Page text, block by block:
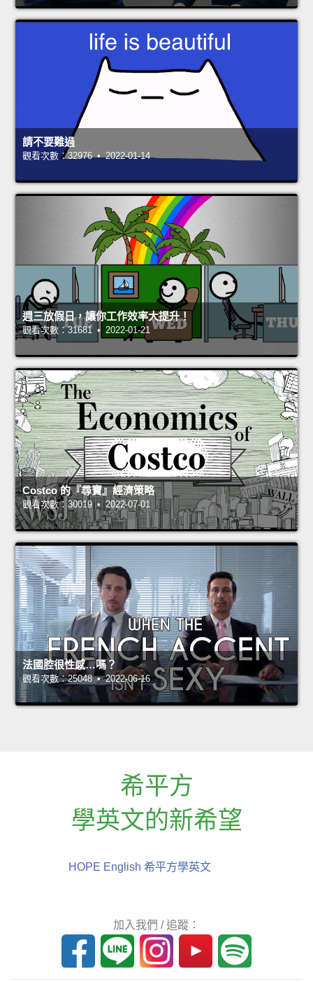
請不要難過
觀看次數：32976 • 2022-01-14
週三放假日，讓你工作效率大提升！
觀看次數：31681 • 2022-01-21
Costco 的『尋寶』經濟策略
觀看次數：30019 • 2022-07-01
法國腔很性感…嗎？
觀看次數：25048 • 2022-06-16
希平方
學英文的新希望
HOPE English 希平方學英文
加入我們 / 追蹤：